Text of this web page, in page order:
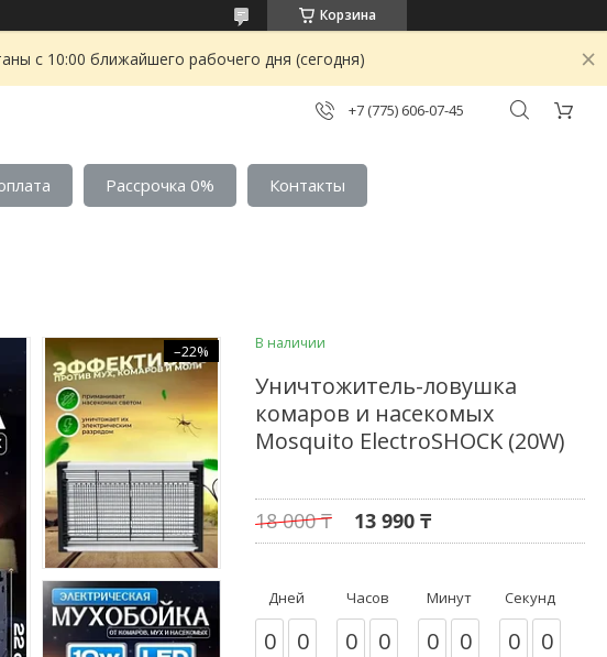
Корзина
с 10:00 ближайшего рабочего дня (сегодня)
+7 (775) 606-07-45
Рассрочка 0%
Контакты
–22% В наличии
Уничтожитель-ловушка
комаров и насекомых
Mosquito ElectroSHOCK (20W)
18 000 ₸ 13 990 ₸
Дней
0 0
Часов
0 0
Минут
0 0
Секунд
0 0